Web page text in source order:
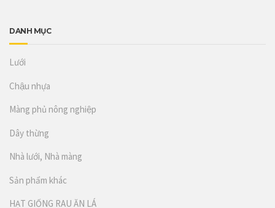
DANH MỤC
Lưới
Chậu nhựa
Màng phủ nông nghiệp
Dây thừng
Nhà lưới, Nhà màng
Sản phẩm khác
HẠT GIỐNG RAU ĂN LÁ